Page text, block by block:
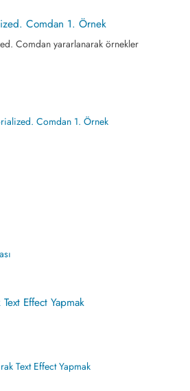
Comdan 1. Örnek
Comdan yararlanarak örnekler
Effect Yapmak